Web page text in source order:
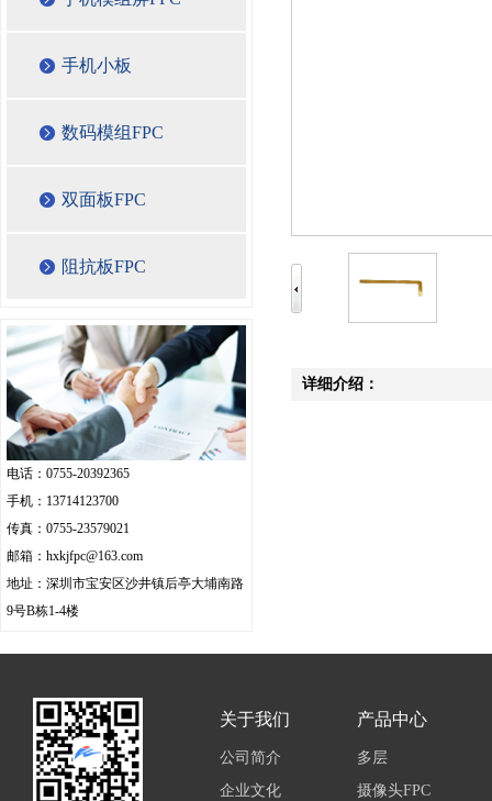
手机小板
数码模组FPC
双面板FPC
阻抗板FPC
电话：0755-20392365
手机：13714123700
传真：0755-23579021
邮箱：hxkjfpc@163.com
地址：深圳市宝安区沙井镇后亭大埔南路
9号B栋1-4楼
详细介绍：
关于我们
公司简介
企业文化
产品中心
多层
摄像头FPC